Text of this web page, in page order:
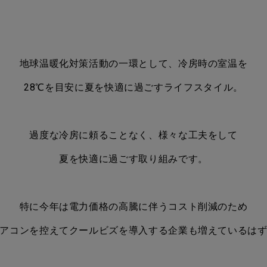
地球温暖化対策活動の一環として、冷房時の室温を
28℃を目安に夏を快適に過ごすライフスタイル。
過度な冷房に頼ることなく、様々な工夫をして
夏を快適に過ごす取り組みです。
特に今年は電力価格の高騰に伴うコスト削減のため
コンを控えてクールビズを導入する企業も増えているは